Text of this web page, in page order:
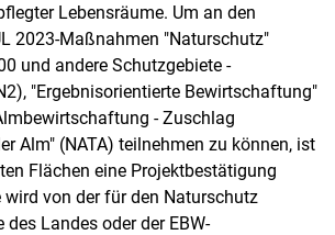
Lebensräume. Um an den
2023-Maßnahmen "Naturschutz"
und andere Schutzgebiete -
"Ergebnisorientierte Bewirtschaftung"
- Zuschlag
Alm" (NATA) teilnehmen zu können, ist
Flächen eine Projektbestätigung
wird von der für den Naturschutz
Landes oder der EBW-